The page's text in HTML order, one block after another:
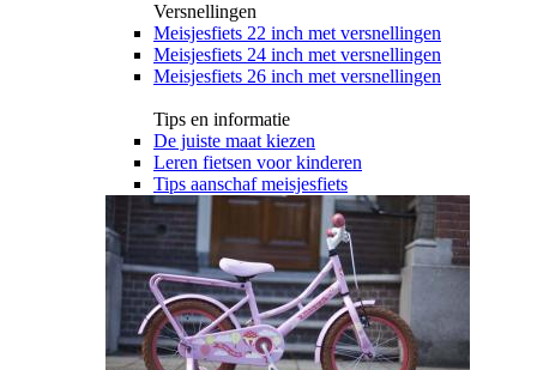
Versnellingen
Meisjesfiets 22 inch met versnellingen
Meisjesfiets 24 inch met versnellingen
Meisjesfiets 26 inch met versnellingen
Tips en informatie
De juiste maat kiezen
Leren fietsen voor kinderen
Tips aanschaf meisjesfiets